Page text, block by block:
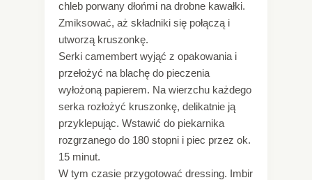
chleb porwany dłońmi na drobne kawałki.
Zmiksować, aż składniki się połączą i
utworzą kruszonkę.
Serki camembert wyjąć z opakowania i
przełożyć na blachę do pieczenia
wyłożoną papierem. Na wierzchu każdego
serka rozłożyć kruszonkę, delikatnie ją
przyklepując. Wstawić do piekarnika
rozgrzanego do 180 stopni i piec przez ok.
15 minut.
W tym czasie przygotować dressing. Imbir